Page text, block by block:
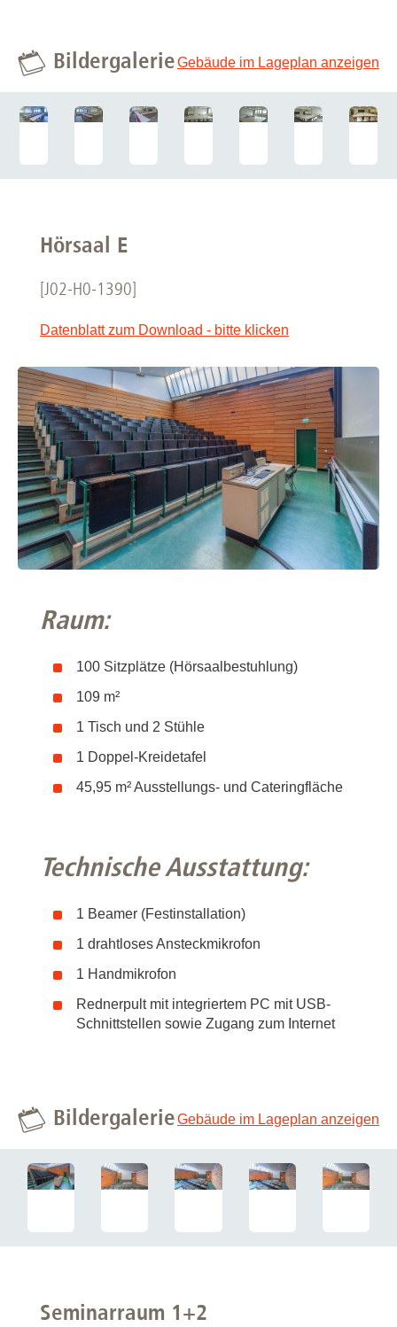
BildergalerieGebäude im Lageplan anzeigen
Hörsaal E
[J02-H0-1390]
Datenblatt zum Download - bitte klicken
Raum:
100 Sitzplätze (Hörsaalbestuhlung)
109 m²
1 Tisch und 2 Stühle
1 Doppel-Kreidetafel
45,95 m² Ausstellungs- und Cateringfläche
Technische Ausstattung:
1 Beamer (Festinstallation)
1 drahtloses Ansteckmikrofon
1 Handmikrofon
Rednerpult mit integriertem PC mit USB-
Schnittstellen sowie Zugang zum Internet
BildergalerieGebäude im Lageplan anzeigen
Seminarraum 1+2